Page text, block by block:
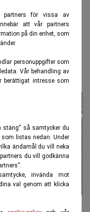
partners för vissa av
att vår partners
på din enhet, som
personuppgifter som
Vår behandling av
berättigat intresse som
stäng” så samtycker du
listas nedan. Under
ändamål du vill neka
du vill godkänna
invända mot
val genom att klicka
zoner finns –